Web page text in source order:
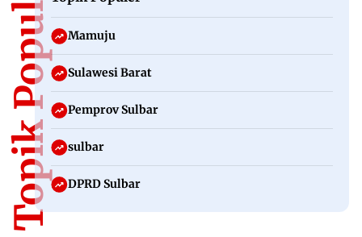
Topik Populer Mamuju
Sulawesi Barat
Pemprov Sulbar
sulbar
DPRD Sulbar